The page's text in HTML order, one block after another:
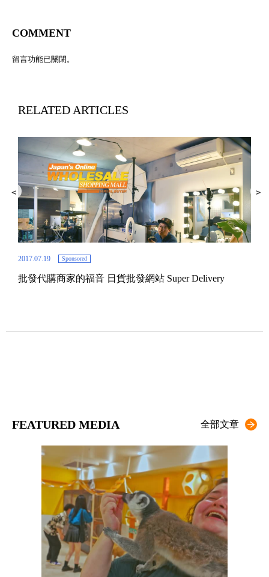
COMMENT
留言功能已關閉。
FEATURED MEDIA 全部文章
RELATED ARTICLES
2017.07.19 Sponsored
批發代購商家的福音 日貨批發網站 Super Delivery